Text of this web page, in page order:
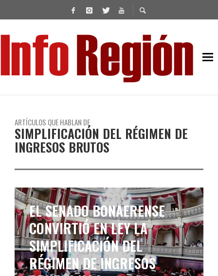
ARTÍCULOS QUE HABLAN DE
SIMPLIFICACIÓN DEL RÉGIMEN DE
INGRESOS BRUTOS
EL SENADO BONAERENSE
CONVIRTIÓ EN LEY LA
SIMPLIFICACIÓN DEL
RÉGIMEN DE INGRESOS